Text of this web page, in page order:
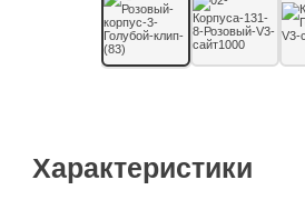
Характеристики